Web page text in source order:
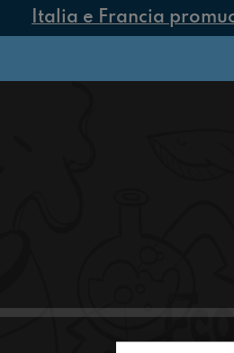
Italia e Francia